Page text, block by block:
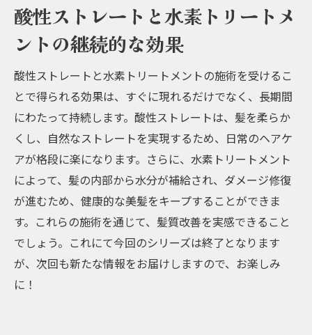
酸性ストレートと水素トリートメ
ントの継続的な効果
酸性ストレートと水素トリートメントの施術を受けるこ
とで得られる効果は、すぐに現れるだけでなく、長期間
にわたって持続します。酸性ストレートは、髪を柔らか
くし、自然なストレートを実現するため、日常のヘアケ
アが格段に楽になります。さらに、水素トリートメント
によって、髪の内部から水分が補給され、ダメージ修復
が進むため、健康的な美髪をキープすることができま
す。これらの施術を通じて、髪質改善を実感できること
でしょう。これにて今回のシリーズは終了となります
が、次回も新たな情報をお届けしますので、お楽しみ
に！